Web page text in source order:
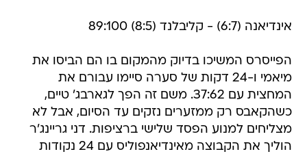
אינדיאנה (6:7) - קליבלנד (8:5) 89:100
הפייסרס המשיכו בדיוק מהמקום בו הם הביסו את
מיאמי ו-24 דקות של סערה סיימו עבורם את
המחצית עם 37:62. משם זה הפך לגארבג' טיים,
כשהקאבס רק ממזערים נזקים עד הסיום, אבל לא
מצליחים למנוע הפסד שלישי ברציפות. דני גריינג'ר
הוליך את הקבוצה מאינדיאנפוליס עם 24 נקודות